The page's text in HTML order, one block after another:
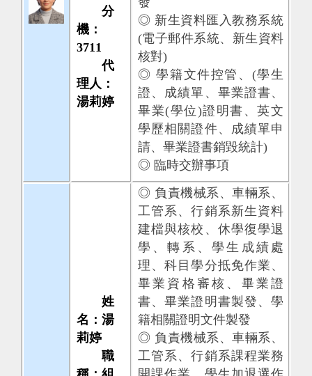
分
機：
3711
代
理人：
湯莉婷
◎ 新生資料匯入教務系統
(電子郵件系統、新生資料
核對)
◎ 學籍文件控管、(學生
證、成績單、畢業證書、
畢業(學位)證明書、英文
學歷相關證件、成績單申
請、畢業證書銷毀統計)
◎ 臨時交辦事項
姓
名：湯
莉婷
職
◎ 負責機械系、車輛系、
工管系、行銷系新生資料
建檔與核校、休學復學退
學、轉系、學生成績處
理、科目學分抵免作業、
畢業資格審核、畢業證
書、畢業證明書製發、學
籍相關證明文件製發
◎ 負責機械系、車輛系、
工管系、行銷系課程業務